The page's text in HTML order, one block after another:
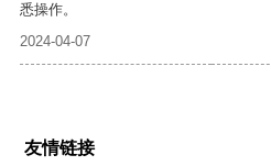
悉操作。
2024-04-07
友情链接